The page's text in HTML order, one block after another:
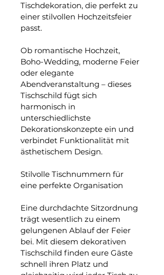
Tischdekoration, die perfekt zu
einer stilvollen Hochzeitsfeier
passt.
Ob romantische Hochzeit,
Boho-Wedding, moderne Feier
oder elegante
Abendveranstaltung – dieses
Tischschild fügt sich
harmonisch in
unterschiedlichste
Dekorationskonzepte ein und
verbindet Funktionalität mit
ästhetischem Design.
Stilvolle Tischnummern für
eine perfekte Organisation
Eine durchdachte Sitzordnung
trägt wesentlich zu einem
gelungenen Ablauf der Feier
bei. Mit diesem dekorativen
Tischschild finden eure Gäste
schnell ihren Platz und